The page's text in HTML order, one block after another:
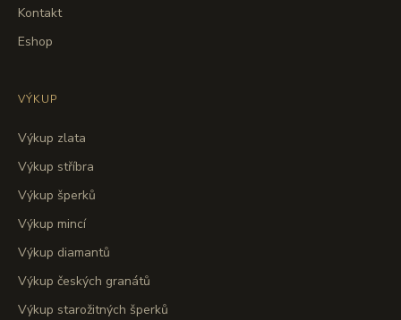
Kontakt
Eshop
VÝKUP
Výkup zlata
Výkup stříbra
Výkup šperků
Výkup mincí
Výkup diamantů
Výkup českých granátů
Výkup starožitných šperků